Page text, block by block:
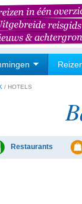
/ HOTELS
Restaurants